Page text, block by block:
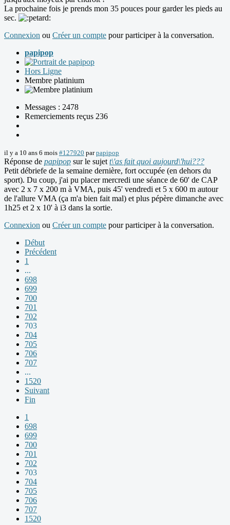
La prochaine fois je prends mon 35 pouces pour garder les pieds au
sec.
Connexion ou Créer un compte pour participer à la conversation.
papipop
Hors Ligne
Membre platinium
Messages : 2478
Remerciements reçus 236
il y a 10 ans 6 mois #127920 parpapipop
Réponse de papipop sur le sujet t\'as fait quoi aujourd\'hui???
Petit débriefe de la semaine dernière, fort occupée (en dehors du
sport). Du coup, j'ai pu placer mercredi une séance de 60' de CAP
avec 2 x 7 x 200 m à VMA, puis 45' vendredi et 5 x 600 m autour
de l'allure VMA (ça m'a bien fait mal) et plus pépère dimanche avec
1h25 et 2 x 10' à i3 dans la sortie.
Connexion ou Créer un compte pour participer à la conversation.
Début
Précédent
1
...
698
699
700
701
702
703
704
705
706
707
...
1520
Suivant
Fin
1
698
699
700
701
702
703
704
705
706
707
1520